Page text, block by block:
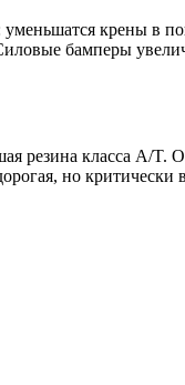
крены в
бамперы
резина класса A/T.
но критически